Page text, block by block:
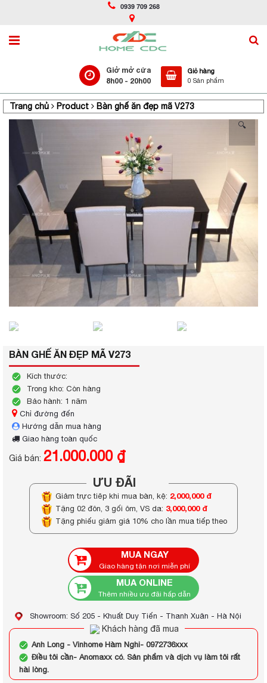
0939 709 268
Giỏ hàng
0 Sản phẩm
Giở mở cửa
8h00 - 20h00
Trang chủ Product
Bàn ghế ăn đẹp mã V273
🔍
BÀN GHẾ ĂN ĐẸP MÃ V273
Kích thước:
Trong kho: Còn hàng
Bảo hành: 1 năm
Chỉ đường đến
Hướng dẫn mua hàng
Giao hàng toàn quốc
Giá bán: 21.000.000 ₫
ƯU ĐÃI
Giảm trực tiếp khi mua bàn, kệ: 2,000,000 đ
Tặng 02 đôn, 3 gối ôm, VS da: 3,000,000 đ
Tặng phiếu giảm giá 10% cho lần mua tiếp theo
MUA NGAY
Giao hàng tận nơi miễn phí
MUA ONLINE
Thêm nhiều ưu đãi hấp dẫn
Showroom: Số 205 - Khuất Duy Tiến - Thanh Xuân - Hà Nội
Khách hàng đã mua
Anh Long - Vinhome Hàm Nghi- 0972736xxx
Điều tôi cần- Anomaxx có. Sản phẩm và dịch vụ làm tôi rất
hài lòng.